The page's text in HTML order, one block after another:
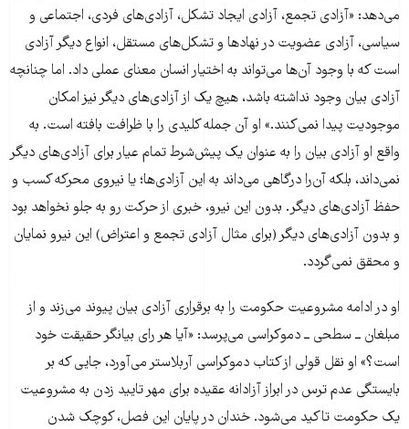
می‌دهد: «آزادی تجمع، آزادی ایجاد تشکل، آزادی‌های فردی، اجتماعی و
سیاسی، آزادی عضویت در نهادها و تشکل‌های مستقل، انواع دیگر آزادی
است که با وجود آن‌ها می‌تواند به اختیار انسان معنای عملی داد. اما چنانچه
آزادی بیان وجود نداشته باشد، هیچ یک از آزادی‌های دیگر نیز امکان
موجودیت پیدا نمی‌کنند.» او آن جمله کلیدی را با ظرافت بافته است. به
واقع او آزادی بیان را به عنوان یک پیش‌شرط تمام عیار برای آزادی‌های دیگر
نمی‌داند، بلکه آن‌را درگاهی می‌داند به این آزادی‌ها؛ یا نیروی محرکه کسب و
حفظ آزادی‌های دیگر. بدون این نیرو‌، خبری از حرکت رو به جلو نخواهد بود
و بدون آزادی‌های دیگر (برای مثال آزادی تجمع و اعتراض) این نیرو نمایان
و محقق نمی‌گردد.
او در ادامه مشروعیت حکومت را به برقراری آزادی بیان پیوند می‌زند و از
مبلغان ــ سطحی ــ دموکراسی می‌پرسد: «آیا هر رای بیانگر حقیقت خود
است؟» او نقل قولی از کتاب دموکراسی آربلاستر می‌آورد، جایی که بر
بایستگی عدم ترس در ابراز آزادانه عقیده برای مهر تایید زدن به مشروعیت
یک حکومت تاکید می‌شود. خندان در پایان این فصل، کوچک شدن